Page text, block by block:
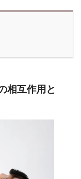
相互作用と